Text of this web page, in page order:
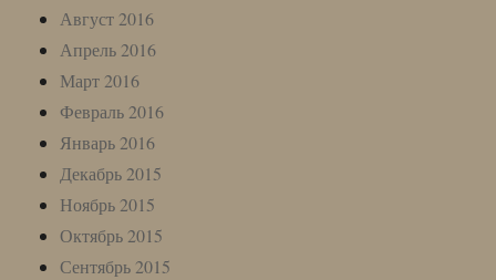
Август 2016
Апрель 2016
Март 2016
Февраль 2016
Январь 2016
Декабрь 2015
Ноябрь 2015
Октябрь 2015
Сентябрь 2015